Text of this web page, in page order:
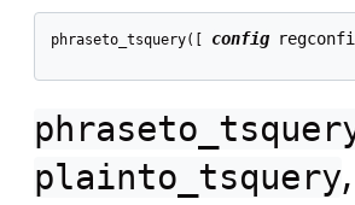
phraseto_tsquery([ config
plainto_tsquery